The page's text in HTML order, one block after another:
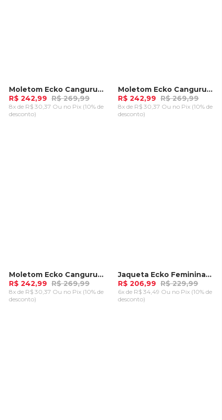
-10%Moletom Ecko Canguru Aberto Cinza Mescla
R$ 242,99 R$ 269,99
8x de R$ 30,37 Ou no Pix (10% de
desconto)
-10%Moletom Ecko Canguru Aberto Preto Mescla
R$ 242,99 R$ 269,99
8x de R$ 30,37 Ou no Pix (10% de
desconto)
-10%Moletom Ecko Canguru Aberto Preto Mescla
R$ 242,99 R$ 269,99
8x de R$ 30,37 Ou no Pix (10% de
desconto)
-10%Jaqueta Ecko Feminina Jeans Azul
R$ 206,99 R$ 229,99
6x de R$ 34,49 Ou no Pix (10% de
desconto)